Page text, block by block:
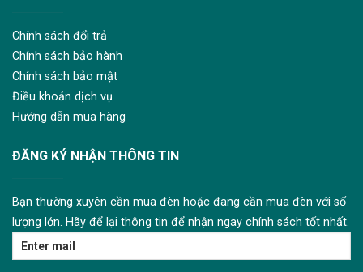
Chính sách đổi trả
Chính sách bảo hành
Chính sách bảo mật
Điều khoản dịch vụ
Hướng dẫn mua hàng
ĐĂNG KÝ NHẬN THÔNG TIN
Bạn thường xuyên cần mua đèn hoặc đang cần mua đèn với số
lượng lớn. Hãy để lại thông tin để nhận ngay chính sách tốt nhất.